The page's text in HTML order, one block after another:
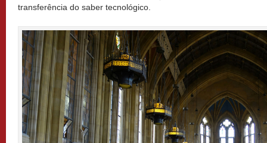
transferência do saber tecnológico.